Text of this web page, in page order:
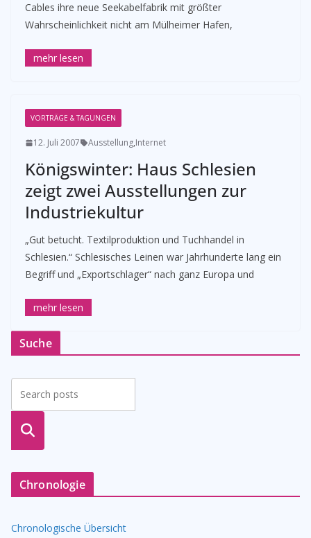
Cables ihre neue Seekabelfabrik mit größter
Wahrscheinlichkeit nicht am Mülheimer Hafen,
VORTRÄGE & TAGUNGEN
12. Juli 2007 Ausstellung,Internet
Königswinter: Haus Schlesien
zeigt zwei Ausstellungen zur
Industriekultur
„Gut betucht. Textilproduktion und Tuchhandel in
Schlesien.“ Schlesisches Leinen war Jahrhunderte lang ein
Begriff und „Exportschlager“ nach ganz Europa und
Suche
suche
Chronologie
Chronologische Übersicht